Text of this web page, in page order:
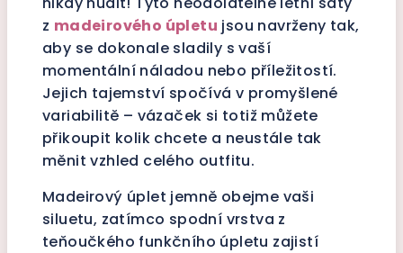
z madeirového úpletu jsou navrženy tak,
aby se dokonale sladily s vaší
momentální náladou nebo příležitostí.
Jejich tajemství spočívá v promyšlené
variabilitě – vázaček si totiž můžete
přikoupit kolik chcete a neustále tak
měnit vzhled celého outfitu.
Madeirový úplet jemně obejme vaši
siluetu, zatímco spodní vrstva z
teňoučkého funkčního úpletu zajistí